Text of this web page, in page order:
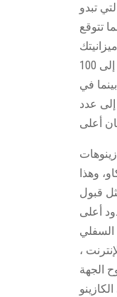
تبدو
تتوقع
50 يورو، يمكنك تقسيمها إلى 100
يورو، بينما في
عدد
وهذا
قبول
أعلى
السفلي
،
الجهة